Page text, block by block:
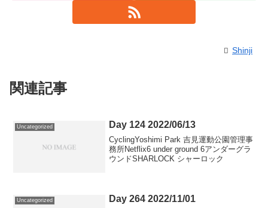
Shinji
関連記事
Uncategorized Day 124 2022/06/13
CyclingYoshimi Park 吉見運動公園管理事
務所Netflix6 under ground 6アンダーグラ
ウンドSHARLOCK シャーロック
Uncategorized Day 264 2022/11/01